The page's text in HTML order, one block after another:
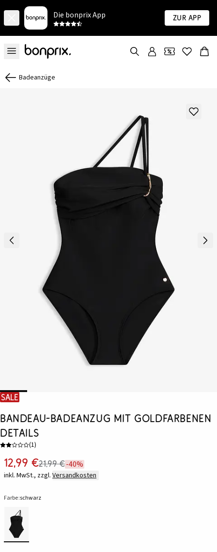
Die bonprix App Zur App
Badeanzüge
SALE
Bandeau-Badeanzug mit goldfarbenen
Details
(1)
12,99 €21,99 €-40%
inkl. MwSt., zzgl. Versandkosten
Farbe:schwarz